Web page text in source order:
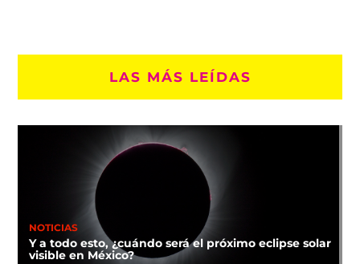
LAS MÁS LEÍDAS
NOTICIAS
Y a todo esto, ¿cuándo será el próximo eclipse solar
visible en México?